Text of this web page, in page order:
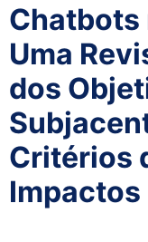
Chatbots
Uma
dos
Critérios
Impactos